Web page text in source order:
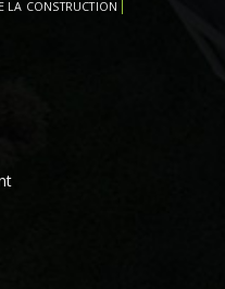
LA CONSTRUCTION